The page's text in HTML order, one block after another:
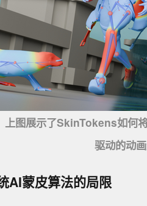
上图展示了SkinTokens如何
驱动的动
AI蒙皮算法的局限